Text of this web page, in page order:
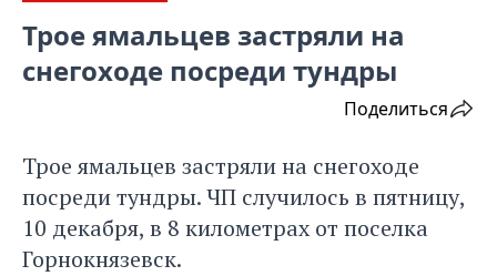
Трое ямальцев застряли на
снегоходе посреди тундры
Поделиться
Трое ямальцев застряли на снегоходе
посреди тундры. ЧП случилось в пятницу,
10 декабря, в 8 километрах от поселка
Горнокнязевск.